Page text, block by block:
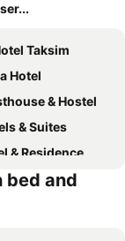
Taksim
Hotel
& Hostel
& Suites
& Residence
bed and